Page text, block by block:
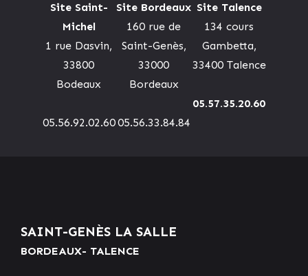
Site Saint-
Michel
1 rue Dasvin,
33800
Bodeaux
05.56.92.02.60
Site Bordeaux
160 rue de
Saint-Genès,
33000
Bordeaux
05.56.33.84.84
Site Talence
134 cours
Gambetta,
33400 Talence
05.57.35.20.60
SAINT-GENÈS LA SALLE
BORDEAUX- TALENCE